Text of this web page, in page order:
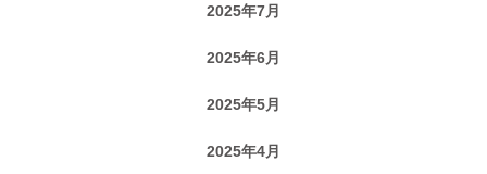
2025年7月
2025年6月
2025年5月
2025年4月